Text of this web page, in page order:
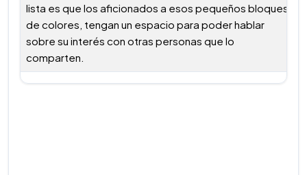
lista es que los aficionados a esos pequeños bloques
de colores, tengan un espacio para poder hablar
sobre su interés con otras personas que lo
comparten.